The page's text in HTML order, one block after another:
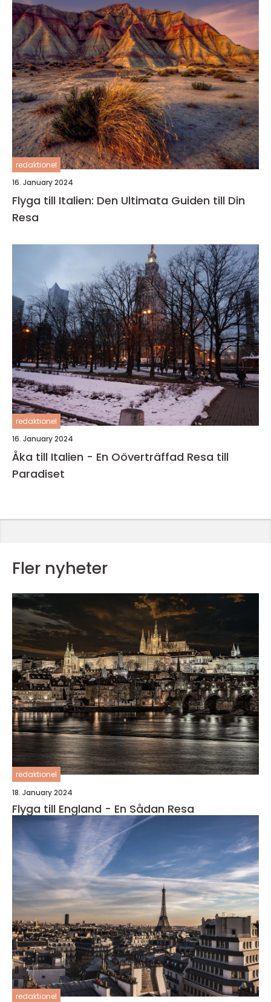
redaktionel
16. January 2024
Flyga till Italien: Den Ultimata Guiden till Din
Resa
redaktionel
16. January 2024
Åka till Italien - En Oöverträffad Resa till
Paradiset
Fler nyheter
redaktionel
18. January 2024
Flyga till England - En Sådan Resa
redaktionel